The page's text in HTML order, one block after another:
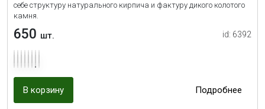
себе структуру натурального кирпича и фактуру дикого колотого
камня.
650 шт. id: 6392
В корзину Подробнее